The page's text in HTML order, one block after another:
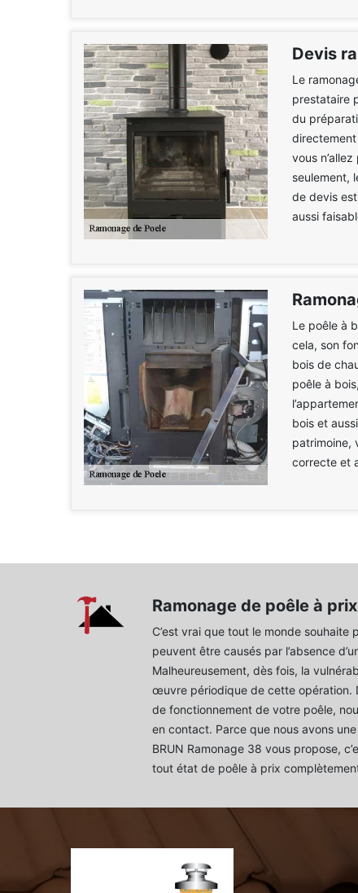
Devis
Le
prestataire
du
vous
seulement,
de devis
aussi
Le poêle à
cela, son
bois de
poêle à
bois et
patrimoine,
correcte et
Ramonage de poêle à
C’est vrai que tout le monde souhaite
peuvent être causés par l’absence
Malheureusement, dès fois, la
œuvre périodique de cette opération.
de fonctionnement de votre poêle,
en contact. Parce que nous avons
BRUN Ramonage 38 vous propose,
tout état de poêle à prix